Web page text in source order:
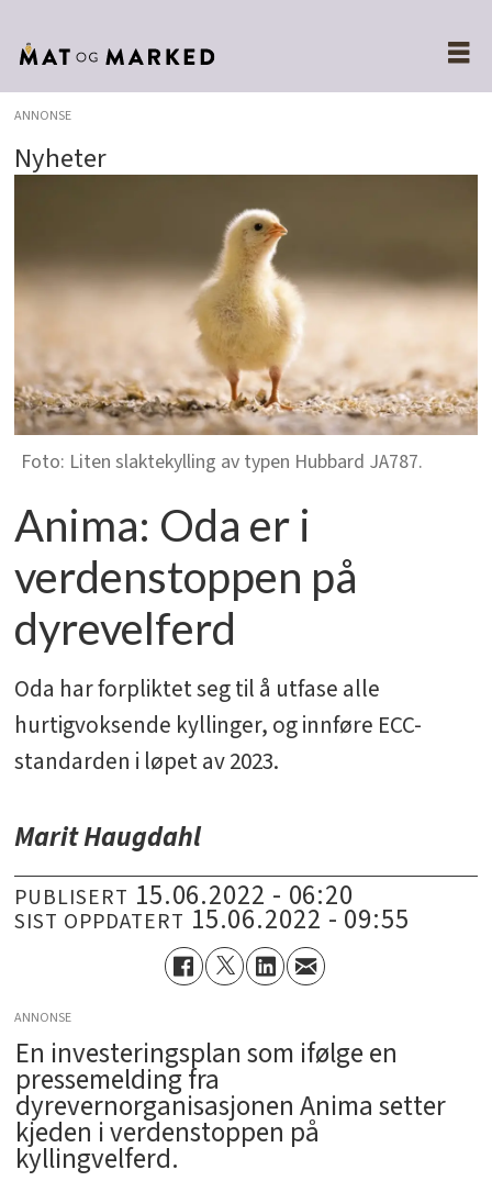
ANNONSE
Nyheter
Liten slaktekylling av typen Hubbard JA787.
Anima: Oda er i
verdenstoppen på
dyrevelferd
Oda har forpliktet seg til å utfase alle
hurtigvoksende kyllinger, og innføre ECC-
standarden i løpet av 2023.
Marit Haugdahl
PUBLISERT 15.06.2022 - 06:20
SIST OPPDATERT 15.06.2022 - 09:55
ANNONSE
En investeringsplan som ifølge en
pressemelding fra
dyrevernorganisasjonen Anima setter
kjeden i verdenstoppen på
kyllingvelferd.